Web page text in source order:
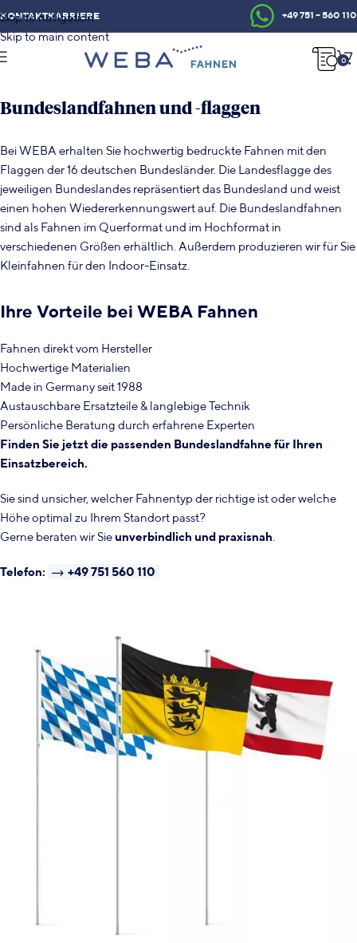
Skip to navigation
Skip to main content
KONTAKTKARRIERE +49 751 – 560 110
0
BUNDESLANDFAHNEN
Bundeslandfahnen und -flaggen
Bei WEBA erhalten Sie hochwertig bedruckte Fahnen mit den
Flaggen der 16 deutschen Bundesländer. Die Landesflagge des
jeweiligen Bundeslandes repräsentiert das Bundesland und weist
einen hohen Wiedererkennungswert auf. Die Bundeslandfahnen
sind als Fahnen im Querformat und im Hochformat in
verschiedenen Größen erhältlich. Außerdem produzieren wir für Sie
Kleinfahnen für den Indoor-Einsatz.
Ihre Vorteile bei WEBA Fahnen
Fahnen direkt vom Hersteller
Hochwertige Materialien
Made in Germany seit 1988
Austauschbare Ersatzteile & langlebige Technik
Persönliche Beratung durch erfahrene Experten
Finden Sie jetzt die passenden Bundeslandfahne für Ihren
Einsatzbereich.
Sie sind unsicher, welcher Fahnentyp der richtige ist oder welche
Höhe optimal zu Ihrem Standort passt?
Gerne beraten wir Sieunverbindlich und praxisnah
Telefon: +49 751 560 110